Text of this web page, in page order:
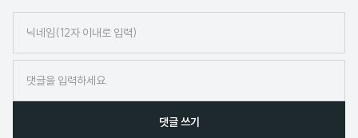
임
댓글 쓰기